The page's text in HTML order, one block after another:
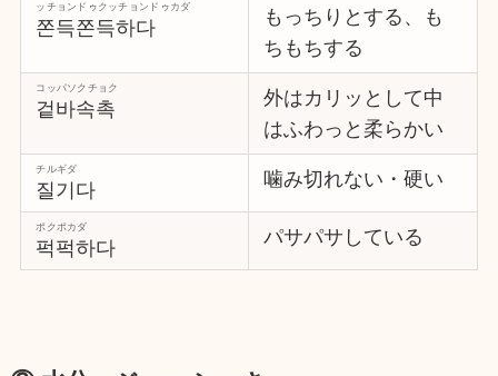
쫀득쫀득하다
ッチョンドゥクッチョンドゥカダ
もっちりとする、も
ちもちする
겉바속촉
コッパソクチョク
外はカリッとして中
はふわっと柔らかい
질기다
チルギダ 噛み切れない・硬い
퍽퍽하다
ポクポカダ パサパサしている